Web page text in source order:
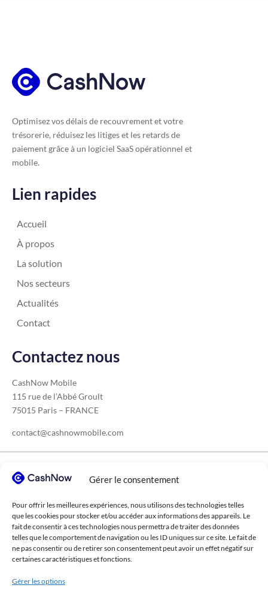
Gérer le consentement
Pour offrir les meilleures expériences, nous utilisons des technologies telles
que les cookies pour stocker et/ou accéder aux informations des appareils. Le
fait de consentir à ces technologies nous permettra de traiter des données
telles que le comportement de navigation ou les ID uniques sur ce site. Le fait de
ne pas consentir ou de retirer son consentement peut avoir un effet négatif sur
certaines caractéristiques et fonctions.
Gérer les options
Optimisez vos délais de recouvrement et votre
trésorerie, réduisez les litiges et les retards de
paiement grâce à un logiciel SaaS opérationnel et
mobile.
Lien rapides
Accueil
À propos
La solution
Nos secteurs
Actualités
Contact
Contactez nous
CashNow Mobile
115 rue de l’Abbé Groult
75015 Paris – FRANCE
contact@cashnowmobile.com
Tous nos secteurs
BTP Secteur médical
Transport
Coopératives agricoles
Ecoles supérieures
Retraitement des déchets
Cabinets de conseil
ESN / sociétés de services
Événementiel